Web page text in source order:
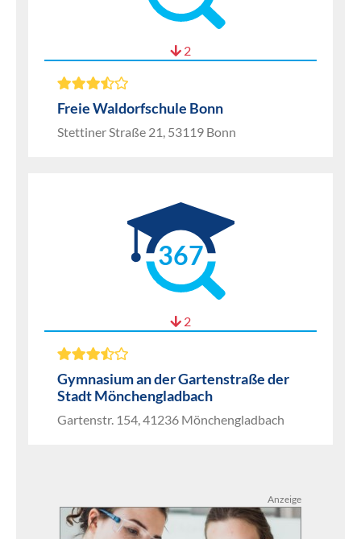
2
Freie Waldorfschule Bonn
Stettiner Straße 21, 53119 Bonn
367
2
Gymnasium an der Gartenstraße der
Stadt Mönchengladbach
Gartenstr. 154, 41236 Mönchengladbach
Anzeige